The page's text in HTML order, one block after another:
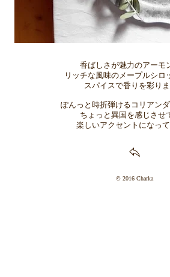
香ばしさが魅力のアーモ
リッチな風味のメープルシロ
スパイスで香りを彩り
ぽんっと時折弾けるコリアン
ちょっと異国を感じさせ
楽しいアクセントになっ
© 2016 Charka